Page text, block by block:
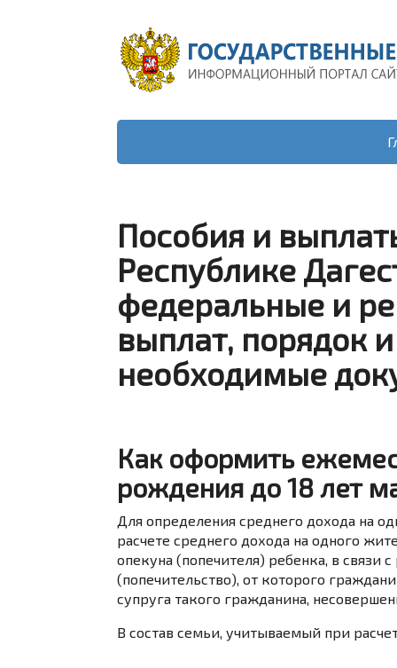
Пособия и
Республике
федеральные и
выплат, порядок
необходимые
Как оформить
рождения до 18 лет
Для определения среднего дохода на
расчете среднего дохода на одного
опекуна (попечителя) ребенка, в
(попечительство), от которого
супруга такого гражданина,
В состав семьи, учитываемый при